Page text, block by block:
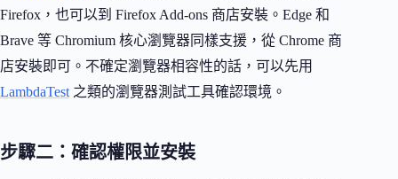
Firefox，也可以到 Firefox Add-ons 商店安裝。Edge 和
Brave 等 Chromium 核心瀏覽器同樣支援，從 Chrome 商
店安裝即可。不確定瀏覽器相容性的話，可以先用
LambdaTest 之類的瀏覽器測試工具確認環境。
步驟二：確認權限並安裝